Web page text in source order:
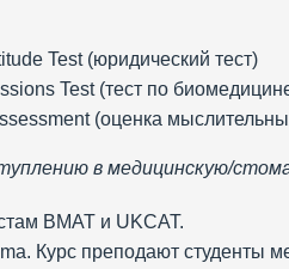
Test (юридический тест)
Test (тест по
(оценка
в медицинскую/
BMAT и UKCAT.
Курс преподают студенты